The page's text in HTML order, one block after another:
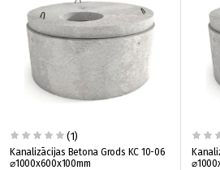
(1)
Kanalizācijas Betona Grods KC 10-06
⌀1000x600x100mm